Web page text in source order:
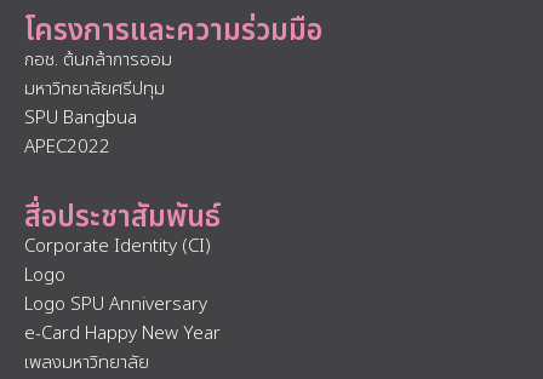
โครงการและความร่วมมือ
กอช. ต้นกล้าการออม
มหาวิทยาลัยศรีปทุม
SPU Bangbua
APEC2022
สื่อประชาสัมพันธ์
Corporate Identity (CI)
Logo
Logo SPU Anniversary
e-Card Happy New Year
เพลงมหาวิทยาลัย